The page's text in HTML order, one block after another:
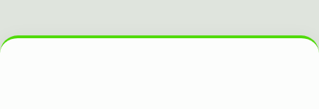
sitesi